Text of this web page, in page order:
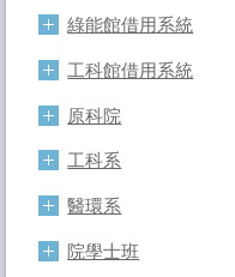
學術研究
招生相關
課程資訊
獎助學金
綠能館借用系統
工科館借用系統
原科院
工科系
醫環系
院學士班